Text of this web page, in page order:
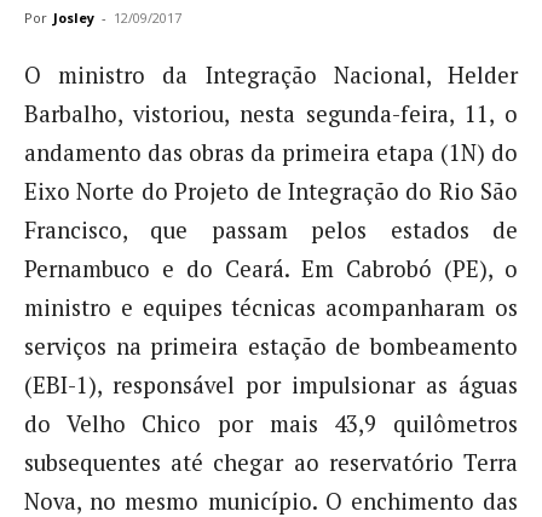
Por Josley - 12/09/2017
O ministro da Integração Nacional, Helder
Barbalho, vistoriou, nesta segunda-feira, 11, o
andamento das obras da primeira etapa (1N) do
Eixo Norte do Projeto de Integração do Rio São
Francisco, que passam pelos estados de
Pernambuco e do Ceará. Em Cabrobó (PE), o
ministro e equipes técnicas acompanharam os
serviços na primeira estação de bombeamento
(EBI-1), responsável por impulsionar as águas
do Velho Chico por mais 43,9 quilômetros
subsequentes até chegar ao reservatório Terra
Nova, no mesmo município. O enchimento das